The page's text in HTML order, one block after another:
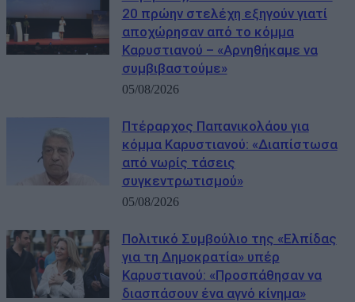
20 πρώην στελέχη εξηγούν γιατί
αποχώρησαν από το κόμμα
Καρυστιανού – «Αρνηθήκαμε να
συμβιβαστούμε»
05/08/2026
Πτέραρχος Παπανικολάου για
κόμμα Καρυστιανού: «Διαπίστωσα
από νωρίς τάσεις
συγκεντρωτισμού»
05/08/2026
Πολιτικό Συμβούλιο της «Ελπίδας
για τη Δημοκρατία» υπέρ
Καρυστιανού: «Προσπάθησαν να
διασπάσουν ένα αγνό κίνημα»